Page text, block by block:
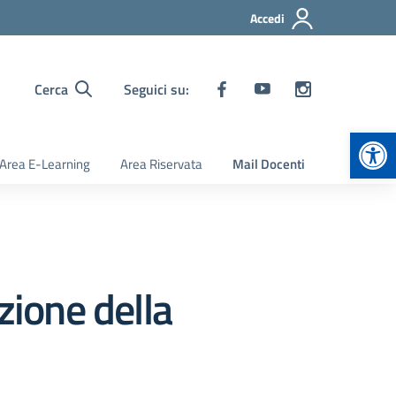
Accedi
Cerca Seguici su:
Area E-Learning Area Riservata Mail Docenti
della